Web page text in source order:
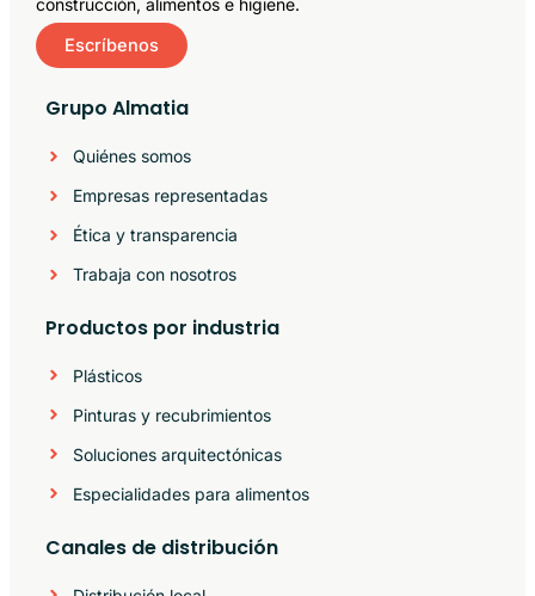
construcción, alimentos e higiene.
Escríbenos
Grupo Almatia
Quiénes somos
Empresas representadas
Ética y transparencia
Trabaja con nosotros
Productos por industria
Plásticos
Pinturas y recubrimientos
Soluciones arquitectónicas
Especialidades para alimentos
Canales de distribución